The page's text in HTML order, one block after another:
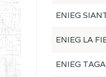
ENIEG
ENIEG LA
ENIEG TAGA